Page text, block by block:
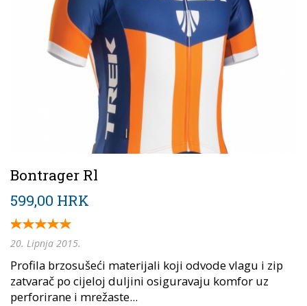
Bontrager Rl
599,00 HRK
20. Lipnja 2015.
Profila brzosušeći materijali koji odvode vlagu i zip
zatvarač po cijeloj duljini osiguravaju komfor uz
perforirane i mrežaste...